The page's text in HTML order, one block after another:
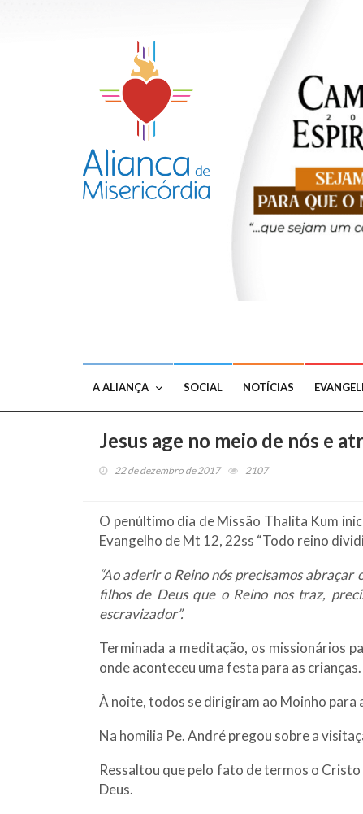
A ALIANÇA SOCIAL NOTÍCIAS
Jesus age no meio de nós e
22 de dezembro de 2017 2107
O penúltimo dia de Missão Thalita Kum
Evangelho de Mt 12, 22ss “Todo reino
“Ao aderir o Reino nós precisamos
filhos de Deus que o Reino nos traz,
escravizador”.
Terminada a meditação, os missionários
onde aconteceu uma festa para as crianças.
À noite, todos se dirigiram ao Moinho para
Na homilia Pe. André pregou sobre a
Ressaltou que pelo fato de termos o
Deus.